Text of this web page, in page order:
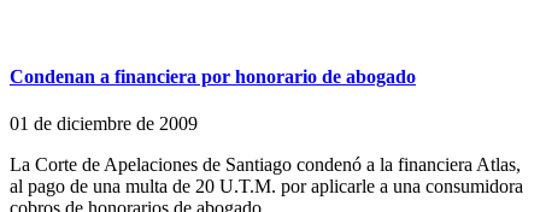
Condenan a financiera por honorario de abogado
01 de diciembre de 2009
La Corte de Apelaciones de Santiago condenó a la financiera Atlas,
al pago de una multa de 20 U.T.M. por aplicarle a una consumidora
cobros de honorarios de abogado.